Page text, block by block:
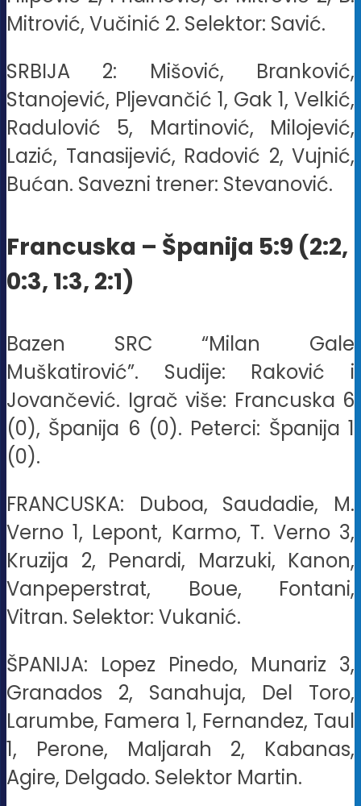
Mitrović, Vučinić 2. Selektor: Savić.
SRBIJA 2: Mišović, Branković,
Stanojević, Pljevančić 1, Gak 1, Velkić,
Radulović 5, Martinović, Milojević,
Lazić, Tanasijević, Radović 2, Vujnić,
Bućan. Savezni trener: Stevanović.
Francuska – Španija 5:9 (2:2,
0:3, 1:3, 2:1)
Bazen SRC “Milan Gale
Muškatirović”. Sudije: Raković i
Jovančević. Igrač više: Francuska 6
(0), Španija 6 (0). Peterci: Španija 1
(0).
FRANCUSKA: Duboa, Saudadie, M.
Verno 1, Lepont, Karmo, T. Verno 3,
Kruzija 2, Penardi, Marzuki, Kanon,
Vanpeperstrat, Boue, Fontani,
Vitran. Selektor: Vukanić.
ŠPANIJA: Lopez Pinedo, Munariz 3,
Granados 2, Sanahuja, Del Toro,
Larumbe, Famera 1, Fernandez, Taul
1, Perone, Maljarah 2, Kabanas,
Agire, Delgado. Selektor Martin.